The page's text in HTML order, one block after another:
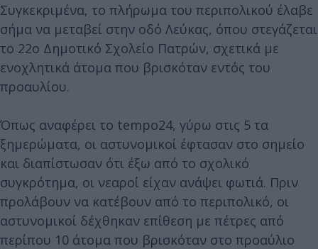
Συγκεκριμένα, το πλήρωμα του περιπολικού έλαβε
σήμα να μεταβεί στην οδό Λεύκας, όπου στεγάζεται
το 22ο Δημοτικό Σχολείο Πατρών, σχετικά με
ενοχλητικά άτομα που βρισκόταν εντός του
προαυλίου.
Όπως αναφέρει το tempo24, γύρω στις 5 τα
ξημερώματα, οι αστυνομικοί έφτασαν στο σημείο
και διαπίστωσαν ότι έξω από το σχολικό
συγκρότημα, οι νεαροί είχαν ανάψει φωτιά. Πριν
προλάβουν να κατέβουν από το περιπολικό, οι
αστυνομικοί δέχθηκαν επίθεση με πέτρες από
περίπου 10 άτομα που βρισκόταν στο προαύλιο